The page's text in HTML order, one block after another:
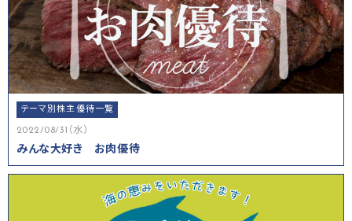
テーマ別株主優待一覧
2022/08/31（水）
みんな大好き お肉優待